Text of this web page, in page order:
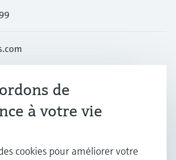
de
à votre vie
cookies pour améliorer votre